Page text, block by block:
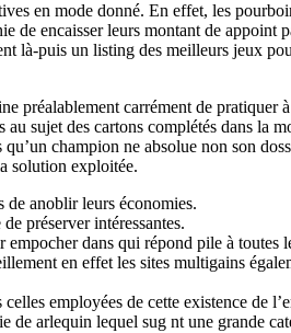
en mode donné. En effet, les
encaisser leurs montant de
là-puis un listing des meilleurs jeux
carrément de pratiquer
sujet des cartons complétés dans la
champion ne absolue non son
solution exploitée.
de anoblir leurs économies.
préserver intéressantes.
dans qui répond pile à toutes
en effet les sites multigains
employées de cette existence de
de arlequin lequel sug nt une grande